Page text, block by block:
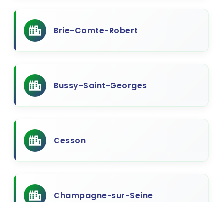
Brie-Comte-Robert
Bussy-Saint-Georges
Cesson
Champagne-sur-Seine